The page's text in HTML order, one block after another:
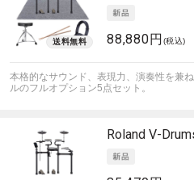
88,880円 (税込)
本格的なサウンド、表現力、演奏性を兼
ルのフルオプション5点セット。
Roland V-